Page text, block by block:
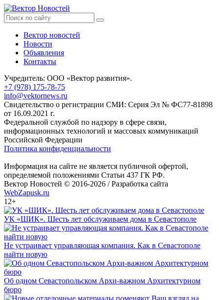
Вектор новостей
Новости
Объявления
Контакты
Учредитель: ООО «Вектор развития».
+7 (978) 175-78-75
info@vektornews.ru
Свидетельство о регистрации СМИ: Серия Эл № ФС77-81898
от 16.09.2021 г.
Федеральной службой по надзору в сфере связи,
информационных технологий и массовых коммуникаций
Российской Федерации
Политика конфиденциальности
Информация на сайте не является публичной офертой,
определяемой положениями Статьи 437 ГК РФ.
Вектор Новостей © 2016-2026 /Разработка сайта
WebZapusk.ru
12+
УК «ШИК». Шесть лет обслуживаем дома в Севастополе
Не устраивает управляющая компания. Как в Севастополе
найти новую
Об одном Севастопольском Архи-важном Архитектурном
бюро